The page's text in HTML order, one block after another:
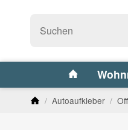
/ Autoaufkleber /